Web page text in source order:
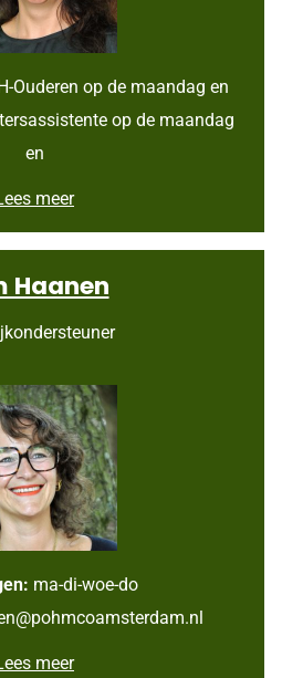
Ouderen op de maandag en
op de maandag
en
meerB
a
c
a
H
o
d
t
Haanen
ma-di-woe-do
meerK